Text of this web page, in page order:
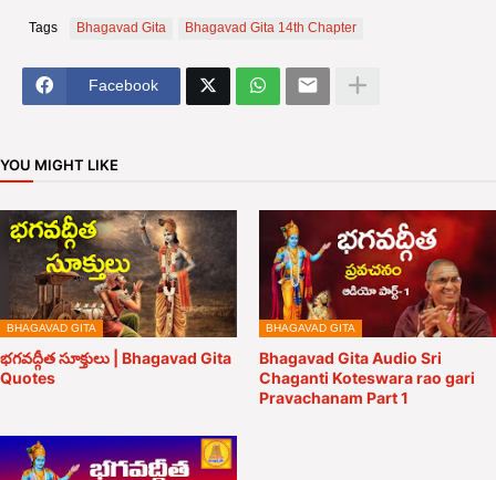
Tags Bhagavad Gita Bhagavad Gita 14th Chapter
Facebook
YOU MIGHT LIKE
BHAGAVAD GITA
భగవద్గీత సూక్తులు | Bhagavad Gita
Quotes
BHAGAVAD GITA
Bhagavad Gita Audio Sri
Chaganti Koteswara rao gari
Pravachanam Part 1